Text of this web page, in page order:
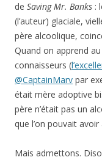
de Saving Mr. Banks :
(l’auteur) glaciale,
père alcoolique,
Quand on apprend
connaisseurs (
@CaptainMarv par
était mère adoptive
père n’était pas un
que l’on pouvait
Mais admettons.